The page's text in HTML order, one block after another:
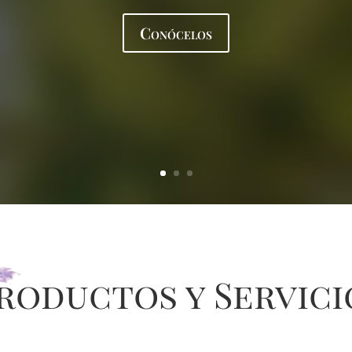
Conócelos
y